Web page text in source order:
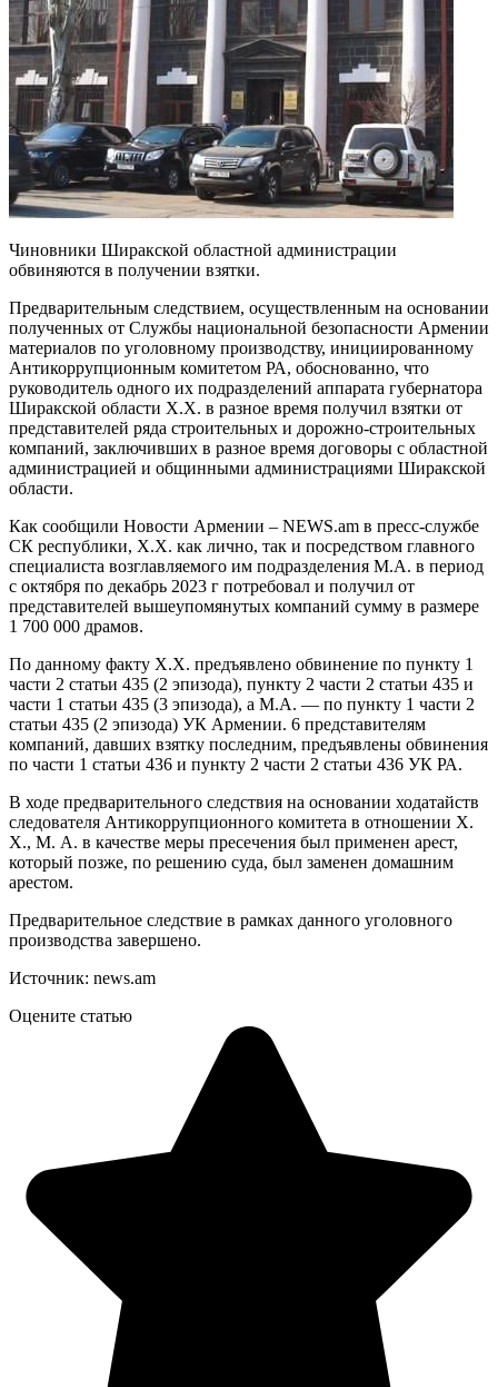
Чиновники Ширакской областной администрации
обвиняются в получении взятки.
Предварительным следствием, осуществленным на основании
полученных от Службы национальной безопасности Армении
материалов по уголовному производству, инициированному
Антикоррупционным комитетом РА, обоснованно, что
руководитель одного их подразделений аппарата губернатора
Ширакской области Х.Х. в разное время получил взятки от
представителей ряда строительных и дорожно-строительных
компаний, заключивших в разное время договоры с областной
администрацией и общинными администрациями Ширакской
области.
Как сообщили Новости Армении – NEWS.am в пресс-службе
СК республики, Х.Х. как лично, так и посредством главного
специалиста возглавляемого им подразделения М.А. в период
с октября по декабрь 2023 г потребовал и получил от
представителей вышеупомянутых компаний сумму в размере
1 700 000 драмов.
По данному факту Х.Х. предъявлено обвинение по пункту 1
части 2 статьи 435 (2 эпизода), пункту 2 части 2 статьи 435 и
части 1 статьи 435 (3 эпизода), а М.А. — по пункту 1 части 2
статьи 435 (2 эпизода) УК Армении. 6 представителям
компаний, давших взятку последним, предъявлены обвинения
по части 1 статьи 436 и пункту 2 части 2 статьи 436 УК РА.
В ходе предварительного следствия на основании ходатайств
следователя Антикоррупционного комитета в отношении Х.
Х., М. А. в качестве меры пресечения был применен арест,
который позже, по решению суда, был заменен домашним
арестом.
Предварительное следствие в рамках данного уголовного
производства завершено.
Источник: news.am
Оцените статью